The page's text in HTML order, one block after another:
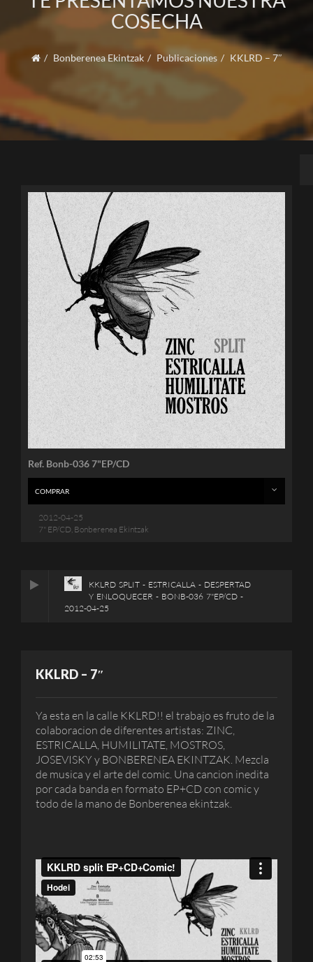
COSECHA
Bonberenea Ekintzak Publicaciones KKLRD – 7″
Ref. Bonb-036 7"EP/CD
COMPRAR
2012-04-25
7" EP/CD, Bonberenea Ekintzak
KKLRD SPLIT - ESTRICALLA - DESPERTAD
Y ENLOQUECER - BONB-036 7"EP/CD -
2012-04-25
KKLRD – 7″
Ya esta en la calle KKLRD!! el trabajo es fruto de la
colaboracion de diferentes artistas: ZINC,
ESTRICALLA, HUMILITATE, MOSTROS,
JOSEVISKY y BONBERENEA EKINTZAK. Mezcla
de musica y el arte del comic. Una cancion inedita
por cada banda en formato EP+CD con comic y
todo de la mano de Bonberenea ekintzak.